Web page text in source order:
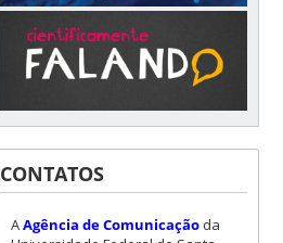
CONTATOS
AAgência de Comunicaçãoda